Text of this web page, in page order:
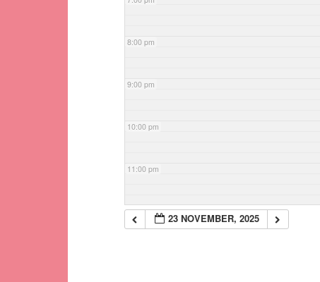
8:00 pm
9:00 pm
10:00 pm
11:00 pm
23 NOVEMBER, 2025